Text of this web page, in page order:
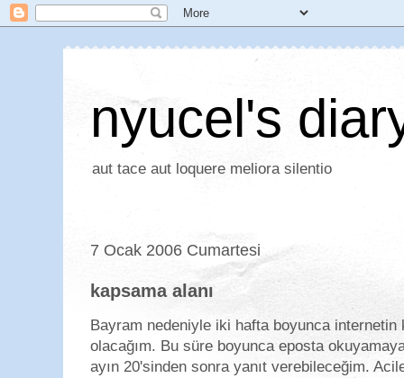
nyucel's
aut tace aut loquere meliora silentio
7 Ocak 2006 Cumartesi
kapsama alanı
Bayram nedeniyle iki hafta boyunca internetin
olacağım. Bu süre boyunca eposta
ayın 20'sinden sonra yanıt verebileceğim.